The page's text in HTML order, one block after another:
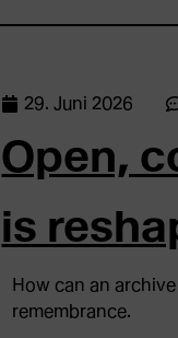
Open,
is
How can an
remembrance.
29. Juni 2026